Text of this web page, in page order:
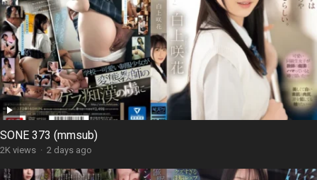
SONE 373 (mmsub)
2K views · 2 days ago